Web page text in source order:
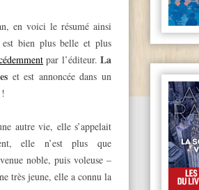
en voici le résumé ainsi
bien plus belle et plus
par l’éditeur. La
et est annoncée dans un
autre vie, elle s’appelait
elle n’est plus que
noble, puis voleuse –
très jeune, elle a connu la